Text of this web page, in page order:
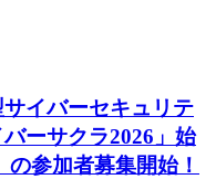
イバーセキュリテ
ーサクラ2026」始
参加者募集開始！